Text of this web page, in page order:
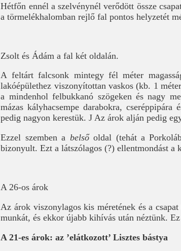
Hétfőn ennél a szelvénynél verődött össze
a törmelékhalomban rejlő fal pontos helyzetét
Zsolt és Ádám a fal két oldalán.
A feltárt falcsonk mintegy fél méter
lakóépülethez viszonyítottan vaskos (kb. 1
a mindenhol felbukkanó szögeken és nagy
mázas kályhacsempe darabokra,
pedig nagyon kerestük. J Az árok alján pedig
Ezzel szemben a belsőoldal (tehát a
bizonyult. Ezt a látszólagos (?) ellentmondást
A 26-os árok
Az árok viszonylagos kis méretének és a
munkát, és ekkor újabb kihívás után néztünk.
A 21-es árok: az ’elátkozott’ Lisztes bástya